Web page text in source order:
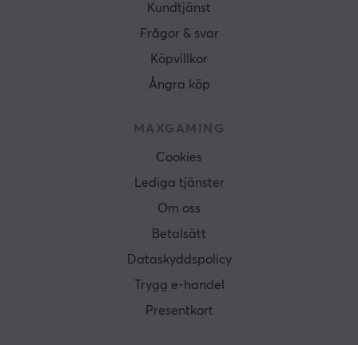
Kundtjänst
Frågor & svar
Köpvillkor
Ångra köp
MAXGAMING
Cookies
Lediga tjänster
Om oss
Betalsätt
Dataskyddspolicy
Trygg e-handel
Presentkort